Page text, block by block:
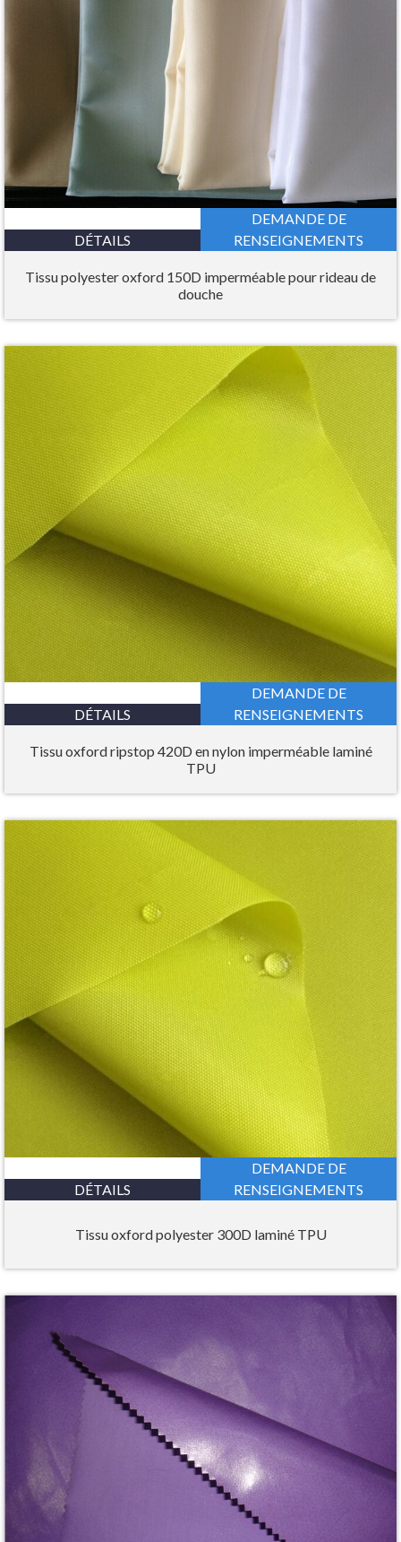
DÉTAILS
DEMANDE DE
RENSEIGNEMENTS
Tissu polyester oxford 150D imperméable pour rideau de
douche
DÉTAILS
DEMANDE DE
RENSEIGNEMENTS
Tissu oxford ripstop 420D en nylon imperméable laminé
TPU
DÉTAILS
DEMANDE DE
RENSEIGNEMENTS
Tissu oxford polyester 300D laminé TPU